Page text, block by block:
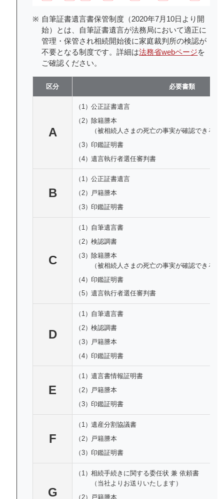
※ 自筆証書遺言書保管制度（2020年7月10日より開
始）とは、自筆証書遺言が法務局において適正に
管理・保管され相続開始後に家庭裁判所の検認が
不要となる制度です。詳細は法務省webページを
ご確認ください。
区分 必要書類
A
（1）公正証書遺言
（2）除籍謄本
（被相続人さまの死亡の事実が確認できる戸
（3）印鑑証明書
（4）遺言執行者選任審判書
B
（1）公正証書遺言
（2） 戸籍謄本
（3）印鑑証明書
C
（1）自筆遺言書
（2）検認調書
（3）除籍謄本
（被相続人さまの死亡の事実が確認できる戸
（4）印鑑証明書
（5）遺言執行者選任審判書
D
（1）自筆遺言書
（2）検認調書
（3） 戸籍謄本
（4）印鑑証明書
E
（1）遺言書情報証明書
（2） 戸籍謄本
（3）印鑑証明書
F
（1）遺産分割協議書
（2） 戸籍謄本
（3）印鑑証明書
G
（1）相続手続きに関する委任状 兼 依頼書
（当社よりお送りいたします）
（2） 戸籍謄本